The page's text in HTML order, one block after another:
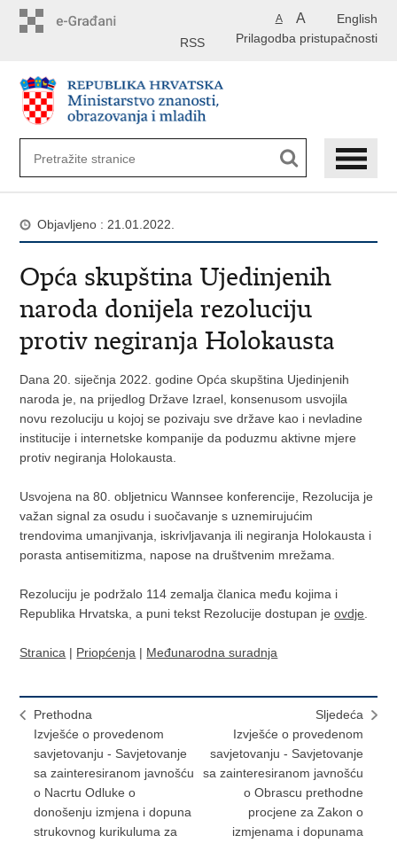
English
A A
Prilagodba pristupačnosti
RSS
Objavljeno : 21.01.2022.
Opća skupština Ujedinjenih
naroda donijela rezoluciju
protiv negiranja Holokausta
Dana 20. siječnja 2022. godine Opća skupština Ujedinjenih
naroda je, na prijedlog Države Izrael, konsenusom usvojila
novu rezoluciju u kojoj se pozivaju sve države kao i nevladine
institucije i internetske kompanije da poduzmu aktivne mjere
protiv negiranja Holokausta.
Usvojena na 80. obljetnicu Wannsee konferencije, Rezolucija je
važan signal za osudu i suočavanje s uznemirujućim
trendovima umanjivanja, iskrivljavanja ili negiranja Holokausta i
porasta antisemitizma, napose na društvenim mrežama.
Rezoluciju je podržalo 114 zemalja članica među kojima i
Republika Hrvatska, a puni tekst Rezolucije dostupan jeovdje
Stranica | Priopćenja | Međunarodna suradnja
Prethodna
Izvješće o provedenom
savjetovanju - Savjetovanje
sa zainteresiranom javnošću
o Nacrtu Odluke o
donošenju izmjena i dopuna
strukovnog kurikuluma za
Sljedeća
Izvješće o provedenom
savjetovanju - Savjetovanje
sa zainteresiranom javnošću
o Obrascu prethodne
procjene za Zakon o
izmjenama i dopunama